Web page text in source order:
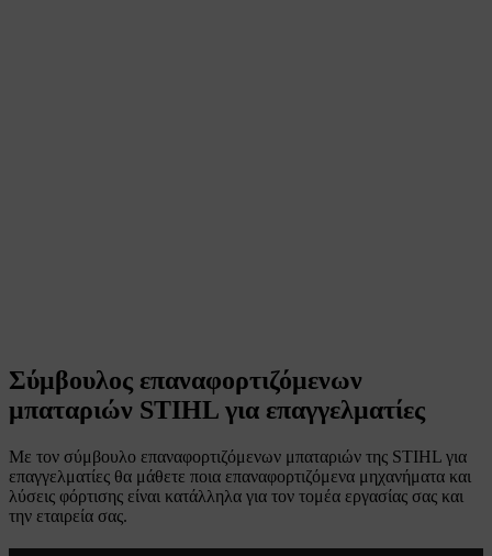
Σύμβουλος επαναφορτιζόμενων
μπαταριών STIHL για επαγγελματίες
Με τον σύμβουλο επαναφορτιζόμενων μπαταριών της STIHL για
επαγγελματίες θα μάθετε ποια επαναφορτιζόμενα μηχανήματα και
λύσεις φόρτισης είναι κατάλληλα για τον τομέα εργασίας σας και
την εταιρεία σας.